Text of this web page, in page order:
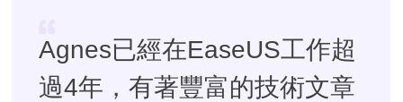
Agnes已經在EaseUS工作超
過4年，有著豐富的技術文章